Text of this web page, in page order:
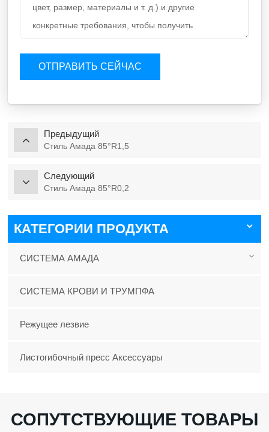
ОТПРАВИТЬ СЕЙЧАС
Предыдущий
Стиль Амада 85°R1,5
Следующий
Стиль Амада 85°R0,2
КАТЕГОРИИ ПРОДУКТА
СИСТЕМА АМАДА
СИСТЕМА КРОВИ И ТРУМПФА
Режущее лезвие
Листогибочный пресс Аксессуары
СОПУТСТВУЮЩИЕ ТОВАРЫ